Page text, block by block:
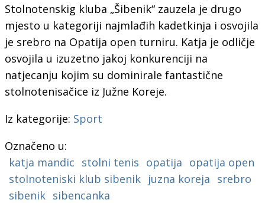
Stolnotenskig kluba „Šibenik“ zauzela je drugo
mjesto u kategoriji najmlađih kadetkinja i osvojila
je srebro na Opatija open turniru. Katja je odličje
osvojila u izuzetno jakoj konkurenciji na
natjecanju kojim su dominirale fantastične
stolnotenisačice iz Južne Koreje.
Iz kategorije: Sport
Označeno u:
katja mandic stolni tenis opatija opatija open
stolnoteniski klub sibenik juzna koreja srebro
sibenik sibencanka